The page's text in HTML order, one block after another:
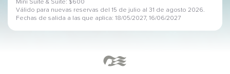
Mini Suite & Suite: $600
Válido para nuevas reservas del 15 de julio al 31 de agosto 2026.
Fechas de salida a las que aplica: 18/05/2027, 16/06/2027